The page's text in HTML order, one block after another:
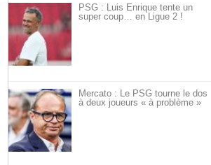
PSG : Luis Enrique tente un
super coup… en Ligue 2 !
Mercato : Le PSG tourne le dos
à deux joueurs « à problème »